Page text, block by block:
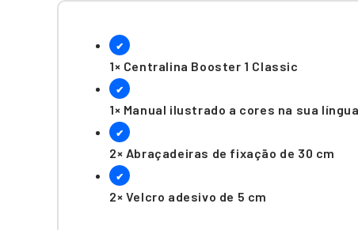
✔
1× Centralina Booster 1 Classic
✔
1× Manual ilustrado a cores na sua língua
✔
2× Abraçadeiras de fixação de 30 cm
✔
2× Velcro adesivo de 5 cm